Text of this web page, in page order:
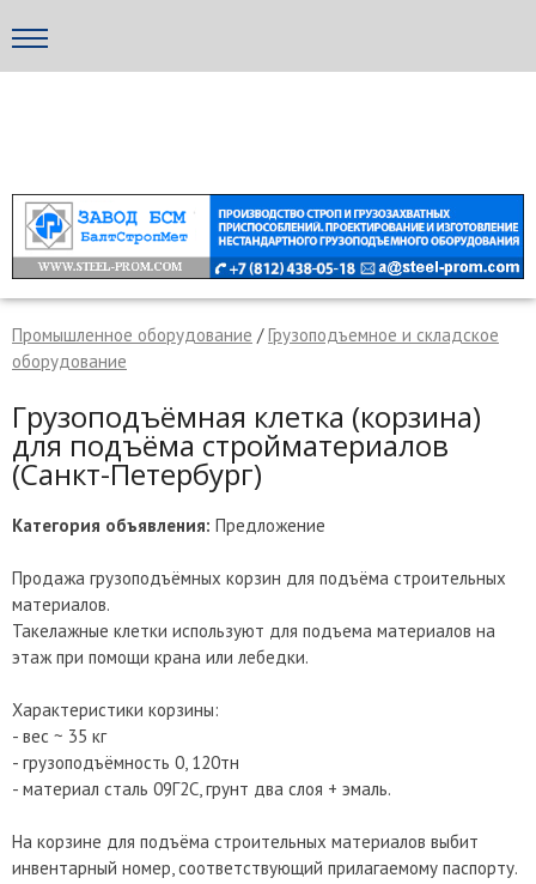
Промышленное оборудование /Грузоподъемное и складское
оборудование
Грузоподъёмная клетка (корзина)
для подъёма стройматериалов
(Санкт-Петербург)
Категория объявления: Предложение
Продажа грузоподъёмных корзин для подъёма строительных
материалов.
Такелажные клетки используют для подъема материалов на
этаж при помощи крана или лебедки.
Характеристики корзины:
- вес ~ 35 кг
- грузоподъёмность 0, 120тн
- материал сталь 09Г2С, грунт два слоя + эмаль.
На корзине для подъёма строительных материалов выбит
инвентарный номер, соответствующий прилагаемому паспорту.
×
Отмена Отправить сообщение